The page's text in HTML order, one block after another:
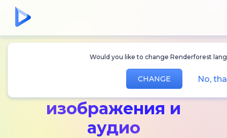
Would you like to change Renderforest
CHANGE No,
СоздавайтеИИ-
видео,
изображения и
аудио